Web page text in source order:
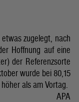
zugelegt, nach
Hoffnung auf eine
der Referenzsorte
wurde bei 80,15
als am Vortag.
APA